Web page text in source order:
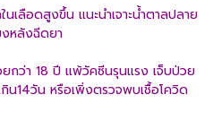
เลือดสูงขึ้น แนะนำเจาะน้ำตาลปลาย
หลังฉีดยา
กว่า 18 ปี แพ้วัคซีนรุนแรง เจ็บป่วย
น14วัน หรือเพิ่งตรวจพบเชื้อโควิด